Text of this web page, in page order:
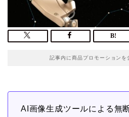
記事内に商品プロモーションを
AI画像生成ツールによる無